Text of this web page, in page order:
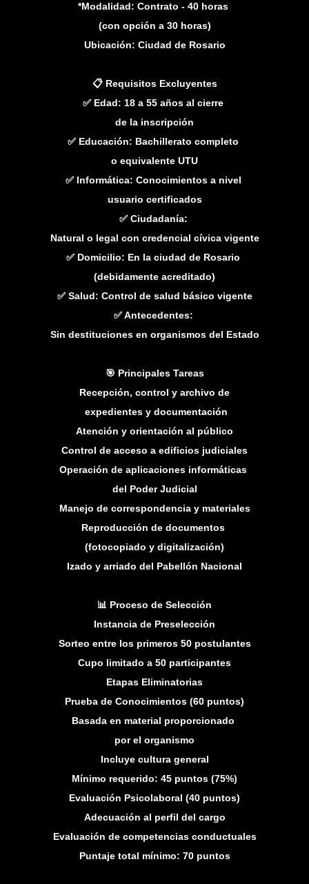
*Modalidad: Contrato - 40 horas
(con opción a 30 horas)
Ubicación: Ciudad de Rosario
📋 Requisitos Excluyentes
✅ Edad: 18 a 55 años al cierre
de la inscripción
✅ Educación: Bachillerato completo
o equivalente UTU
✅ Informática: Conocimientos a nivel
usuario certificados
✅ Ciudadanía:
Natural o legal con credencial cívica vigente
✅ Domicilio: En la ciudad de Rosario
(debidamente acreditado)
✅ Salud: Control de salud básico vigente
✅ Antecedentes:
Sin destituciones en organismos del Estado
🎯 Principales Tareas
Recepción, control y archivo de
expedientes y documentación
Atención y orientación al público
Control de acceso a edificios judiciales
Operación de aplicaciones informáticas
del Poder Judicial
Manejo de correspondencia y materiales
Reproducción de documentos
(fotocopiado y digitalización)
Izado y arriado del Pabellón Nacional
📊 Proceso de Selección
Instancia de Preselección
Sorteo entre los primeros 50 postulantes
Cupo limitado a 50 participantes
Etapas Eliminatorias
Prueba de Conocimientos (60 puntos)
Basada en material proporcionado
por el organismo
Incluye cultura general
Mínimo requerido: 45 puntos (75%)
Evaluación Psicolaboral (40 puntos)
Adecuación al perfil del cargo
Evaluación de competencias conductuales
Puntaje total mínimo: 70 puntos